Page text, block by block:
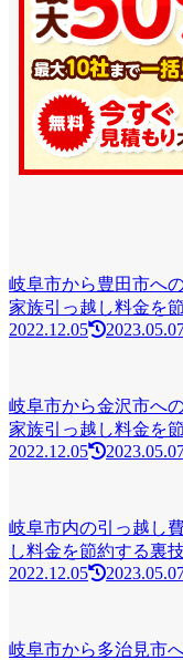
岐阜市から豊田市へ
家族引っ越し料金を
2022.12.05
岐阜市から金沢市へ
家族引っ越し料金を
2022.12.05
岐阜市内の引っ越し
し料金を節約する裏
2022.12.05
岐阜市から多治見市